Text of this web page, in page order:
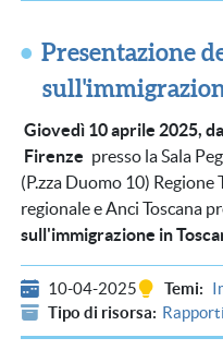
Presentazione
Giovedì 10 aprile 2025,
Firenze presso la Sala
(P.zza Duomo 10)
regionale e Anci Toscana
sull'immigrazione in
10-04-2025 Temi
Tipo di risorsa
Rapporti